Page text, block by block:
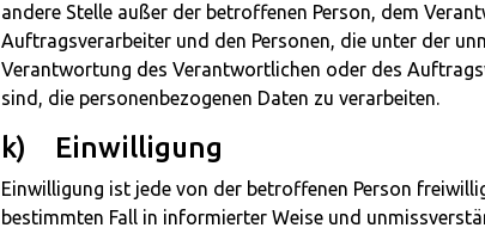
andere Stelle außer der betroffenen Person, dem
Auftragsverarbeiter und den Personen, die unter der
Verantwortung des Verantwortlichen oder des
sind, die personenbezogenen Daten zu verarbeiten.
k) Einwilligung
Einwilligung ist jede von der betroffenen Person
bestimmten Fall in informierter Weise und